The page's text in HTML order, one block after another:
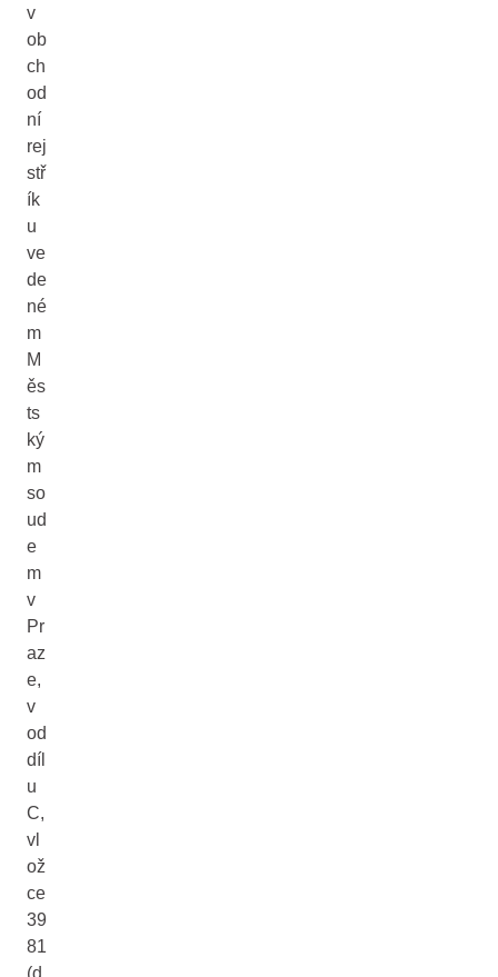
v
ob
ch
od
ní
rej
stř
ík
u
ve
de
né
m
M
ěs
ts
ký
m
so
ud
e
m
v
Pr
az
e,
v
od
díl
u
C,
vl
ož
ce
39
81
(d